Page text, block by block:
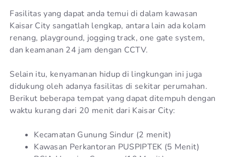
Fasilitas yang dapat anda temui di dalam kawasan
Kaisar City sangatlah lengkap, antara lain ada kolam
renang, playground, jogging track, one gate system,
dan keamanan 24 jam dengan CCTV.
Selain itu, kenyamanan hidup di lingkungan ini juga
didukung oleh adanya fasilitas di sekitar perumahan.
Berikut beberapa tempat yang dapat ditempuh dengan
waktu kurang dari 20 menit dari Kaisar City:
Kecamatan Gunung Sindur (2 menit)
Kawasan Perkantoran PUSPIPTEK (5 Menit)